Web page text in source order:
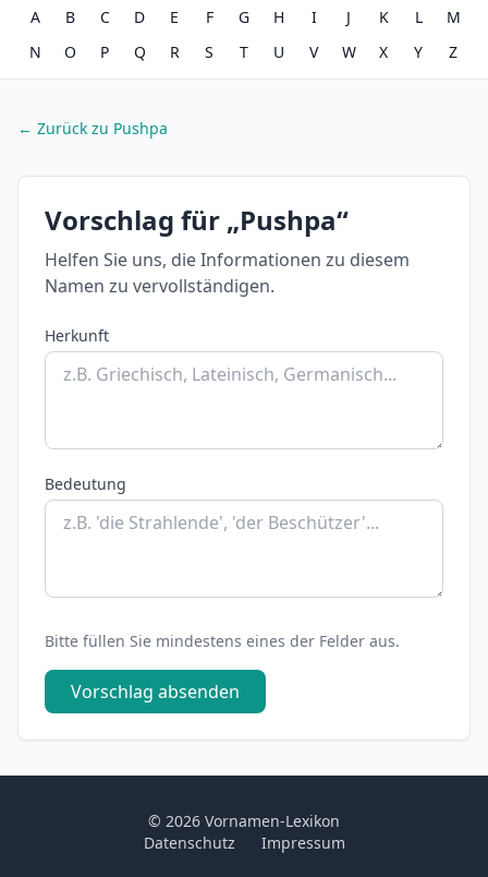
A B C D E F G H I J K L
M
N
O P Q R S T U V W X Y Z
← Zurück zu Pushpa
Vorschlag für „Pushpa“
Helfen Sie uns, die Informationen zu diesem
Namen zu vervollständigen.
Herkunft
Bedeutung
Bitte füllen Sie mindestens eines der Felder aus.
Vorschlag absenden
© 2026 Vornamen-Lexikon
Datenschutz
Impressum